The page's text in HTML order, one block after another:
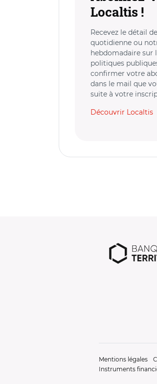
Localtis !
Recevez le détail
quotidienne ou
hebdomadaire sur
politiques
confirmer votre
dans le mail que
suite à votre
Découvrir Localtis
Mentions légales
Instruments